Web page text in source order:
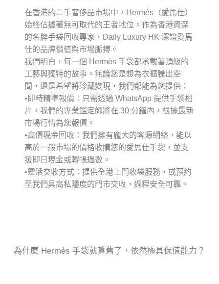
在香港的二手奢侈品市場中， Hermès（愛馬仕）
始終佔據著無可取代的王者地位。作為香港資深
的名牌手袋回收專家，Daily Luxury HK 深諳愛馬
仕的品牌價值與市場脈搏。
我們明白，每一個 Hermès 手袋都承載著頂級的
工藝與獨特的故事。無論您是想為衣櫃騰出空
間，還是希望將珍藏變現，我們都能為您提供：
•即時精準報價 ：只需透過 WhatsApp 提供手袋相
片，我們的專業鑑定師將在 30 分鐘內，根據最新
市場行情為您報價。
•高價現金回收 ：我們擁有龐大的客源網絡，能以
高於一般市場的價格收購您的愛馬仕手袋，並支
援即日現金或轉帳過數。
•靈活交收方式 ：提供全港上門收袋服務，或預約
至我們具高私隱度的門市交收，過程安全可靠。
為什麼 Hermès 手袋就算舊了，依然極具保值能力？